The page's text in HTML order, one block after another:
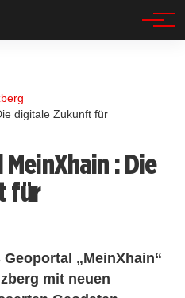
digitale Zukunft für
: Die
für
„MeinXhain“
mit neuen